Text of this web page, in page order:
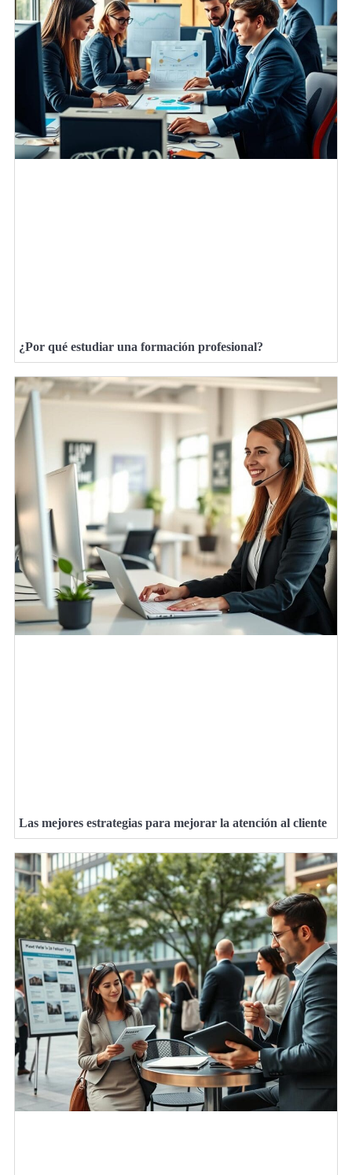
¿Por qué estudiar una formación profesional?
Las mejores estrategias para mejorar la atención al cliente